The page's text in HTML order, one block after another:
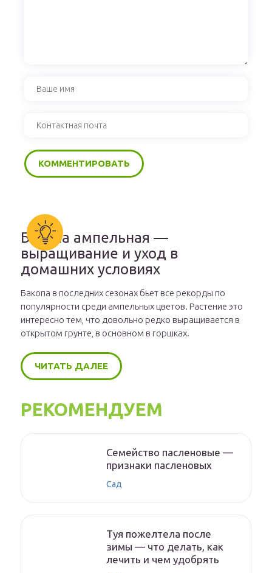
Бакопа ампельная —
выращивание и уход в
домашних условиях
Бакопа в последних сезонах бьет все рекорды по
популярности среди ампельных цветов. Растение это
интересно тем, что довольно редко выращивается в
открытом грунте, в основном в горшках.
ЧИТАТЬ ДАЛЕЕ
РЕКОМЕНДУЕМ
Семейство пасленовые —
признаки пасленовых
Сад
Туя пожелтела после
зимы — что делать, как
лечить и чем удобрять